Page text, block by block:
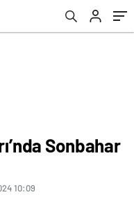
Sonbahar
10:09